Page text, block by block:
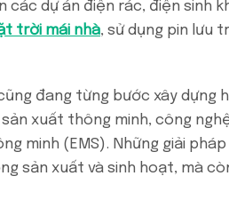
dự án điện rác, điện sinh
trời mái nhà, sử dụng pin lưu
đang từng bước xây dựng
xuất thông minh, công
minh (EMS). Những giải
sản xuất và sinh hoạt, mà